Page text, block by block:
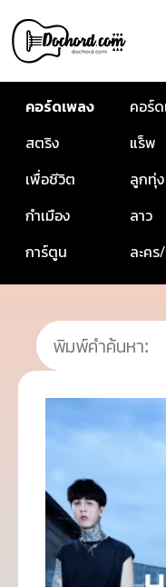
คอร์ดเพลง คอร์
สตริง
แร็พ
เพื่อชีวิต
ลูกทุ่ง
กำเมือง
ลาว
การ์ตูน
ละค